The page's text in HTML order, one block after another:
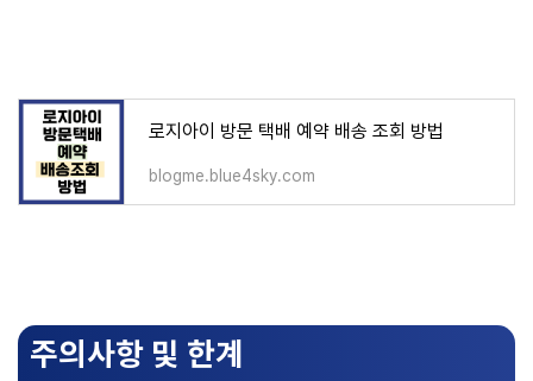
로지아이 방문 택배 예약 배송 조회 방법
blogme.blue4sky.com
주의사항 및 한계